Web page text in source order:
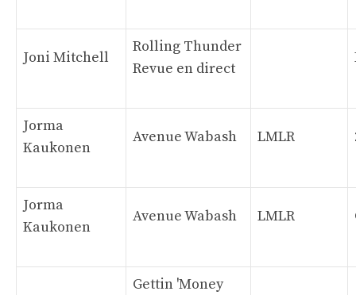
Joni Mitchell
Rolling Thunder
Revue en direct
Jorma
Kaukonen
Avenue Wabash LMLR
Jorma
Kaukonen
Avenue Wabash LMLR
Gettin 'Money